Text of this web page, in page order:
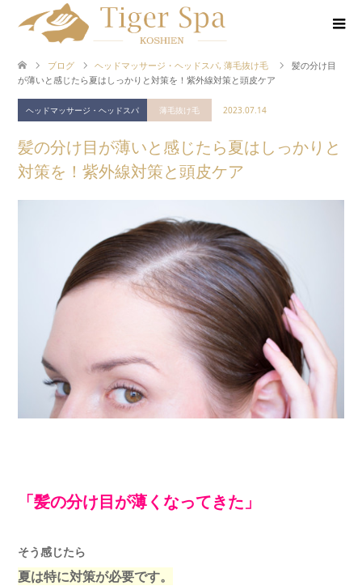
ブログ ヘッドマッサージ・ヘッドスパ, 薄毛抜け毛
髪の分け目
が薄いと感じたら夏はしっかりと対策を！紫外線対策と頭皮ケア
ヘッドマッサージ・ヘッドスパ 薄毛抜け毛 2023.07.14
髪の分け目が薄いと感じたら夏はしっかりと
対策を！紫外線対策と頭皮ケア
「髪の分け目が薄くなってきた」
そう感じたら
夏は特に対策が必要です。